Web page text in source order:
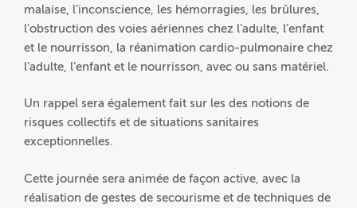
malaise, l’inconscience, les hémorragies, les brûlures,
l'obstruction des voies aériennes chez l’adulte, l’enfant
et le nourrisson, la réanimation cardio-pulmonaire chez
l’adulte, l’enfant et le nourrisson, avec ou sans matériel.
Un rappel sera également fait sur les des notions de
risques collectifs et de situations sanitaires
exceptionnelles.
Cette journée sera animée de façon active, avec la
réalisation de gestes de secourisme et de techniques de